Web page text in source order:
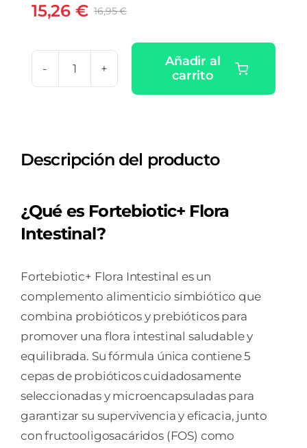
16,95€El
precio
original
16,95 €.
15,26 €
El
precio
actual
15,26 €.
BIOTAMED
INTESTINAL
cantidad
Añadir al
carrito
Descripción del producto
¿Qué es Fortebiotic+ Flora
Intestinal?
Fortebiotic+ Flora Intestinal es un
complemento alimenticio simbiótico que
combina probióticos y prebióticos para
promover una flora intestinal saludable y
equilibrada. Su fórmula única contiene 5
cepas de probióticos cuidadosamente
seleccionadas y microencapsuladas para
garantizar su supervivencia y eficacia, junto
con fructooligosacáridos (FOS) como